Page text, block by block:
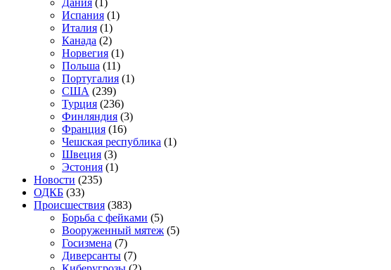
Дания (1)
Испания (1)
Италия (1)
Канада (2)
Норвегия (1)
Польша (11)
Португалия (1)
США (239)
Турция (236)
Финляндия (3)
Франция (16)
Чешская республика (1)
Швеция (3)
Эстония (1)
Новости (235)
ОДКБ (33)
Происшествия (383)
Борьба с фейками (5)
Вооруженный мятеж (5)
Госизмена (7)
Диверсанты (7)